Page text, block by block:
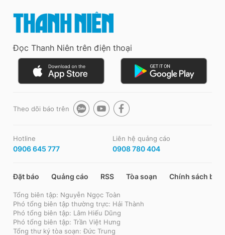
Đọc Thanh Niên trên điện thoại
Theo dõi báo trên
Hotline
0906 645 777
Liên hệ quảng cáo
0908 780 404
Đặt báo Quảng cáo RSS Tòa soạn Chính sách bảo
Tổng biên tập: Nguyễn Ngọc Toàn
Phó tổng biên tập thường trực: Hải Thành
Phó tổng biên tập: Lâm Hiếu Dũng
Phó tổng biên tập: Trần Việt Hưng
Tổng thư ký tòa soạn: Đức Trung